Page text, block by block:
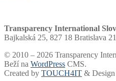
Transparency International
Bajkalská 25, 827 18 Bratislava
© 2010 – 2026 Transparency
Beží na WordPress CMS.
Created by TOUCH4IT &